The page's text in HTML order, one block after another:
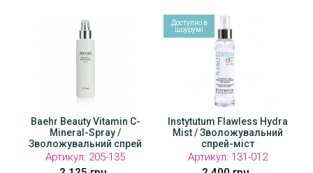
Baehr Beauty Vitamin C-
Mineral-Spray /
Зволожувальний спрей
для обличчя
Артикул: 205-135
Instytutum Flawless Hydra
Mist / Зволожувальний
спрей-міст
Артикул: 131-012
Доступно в
шоурумі